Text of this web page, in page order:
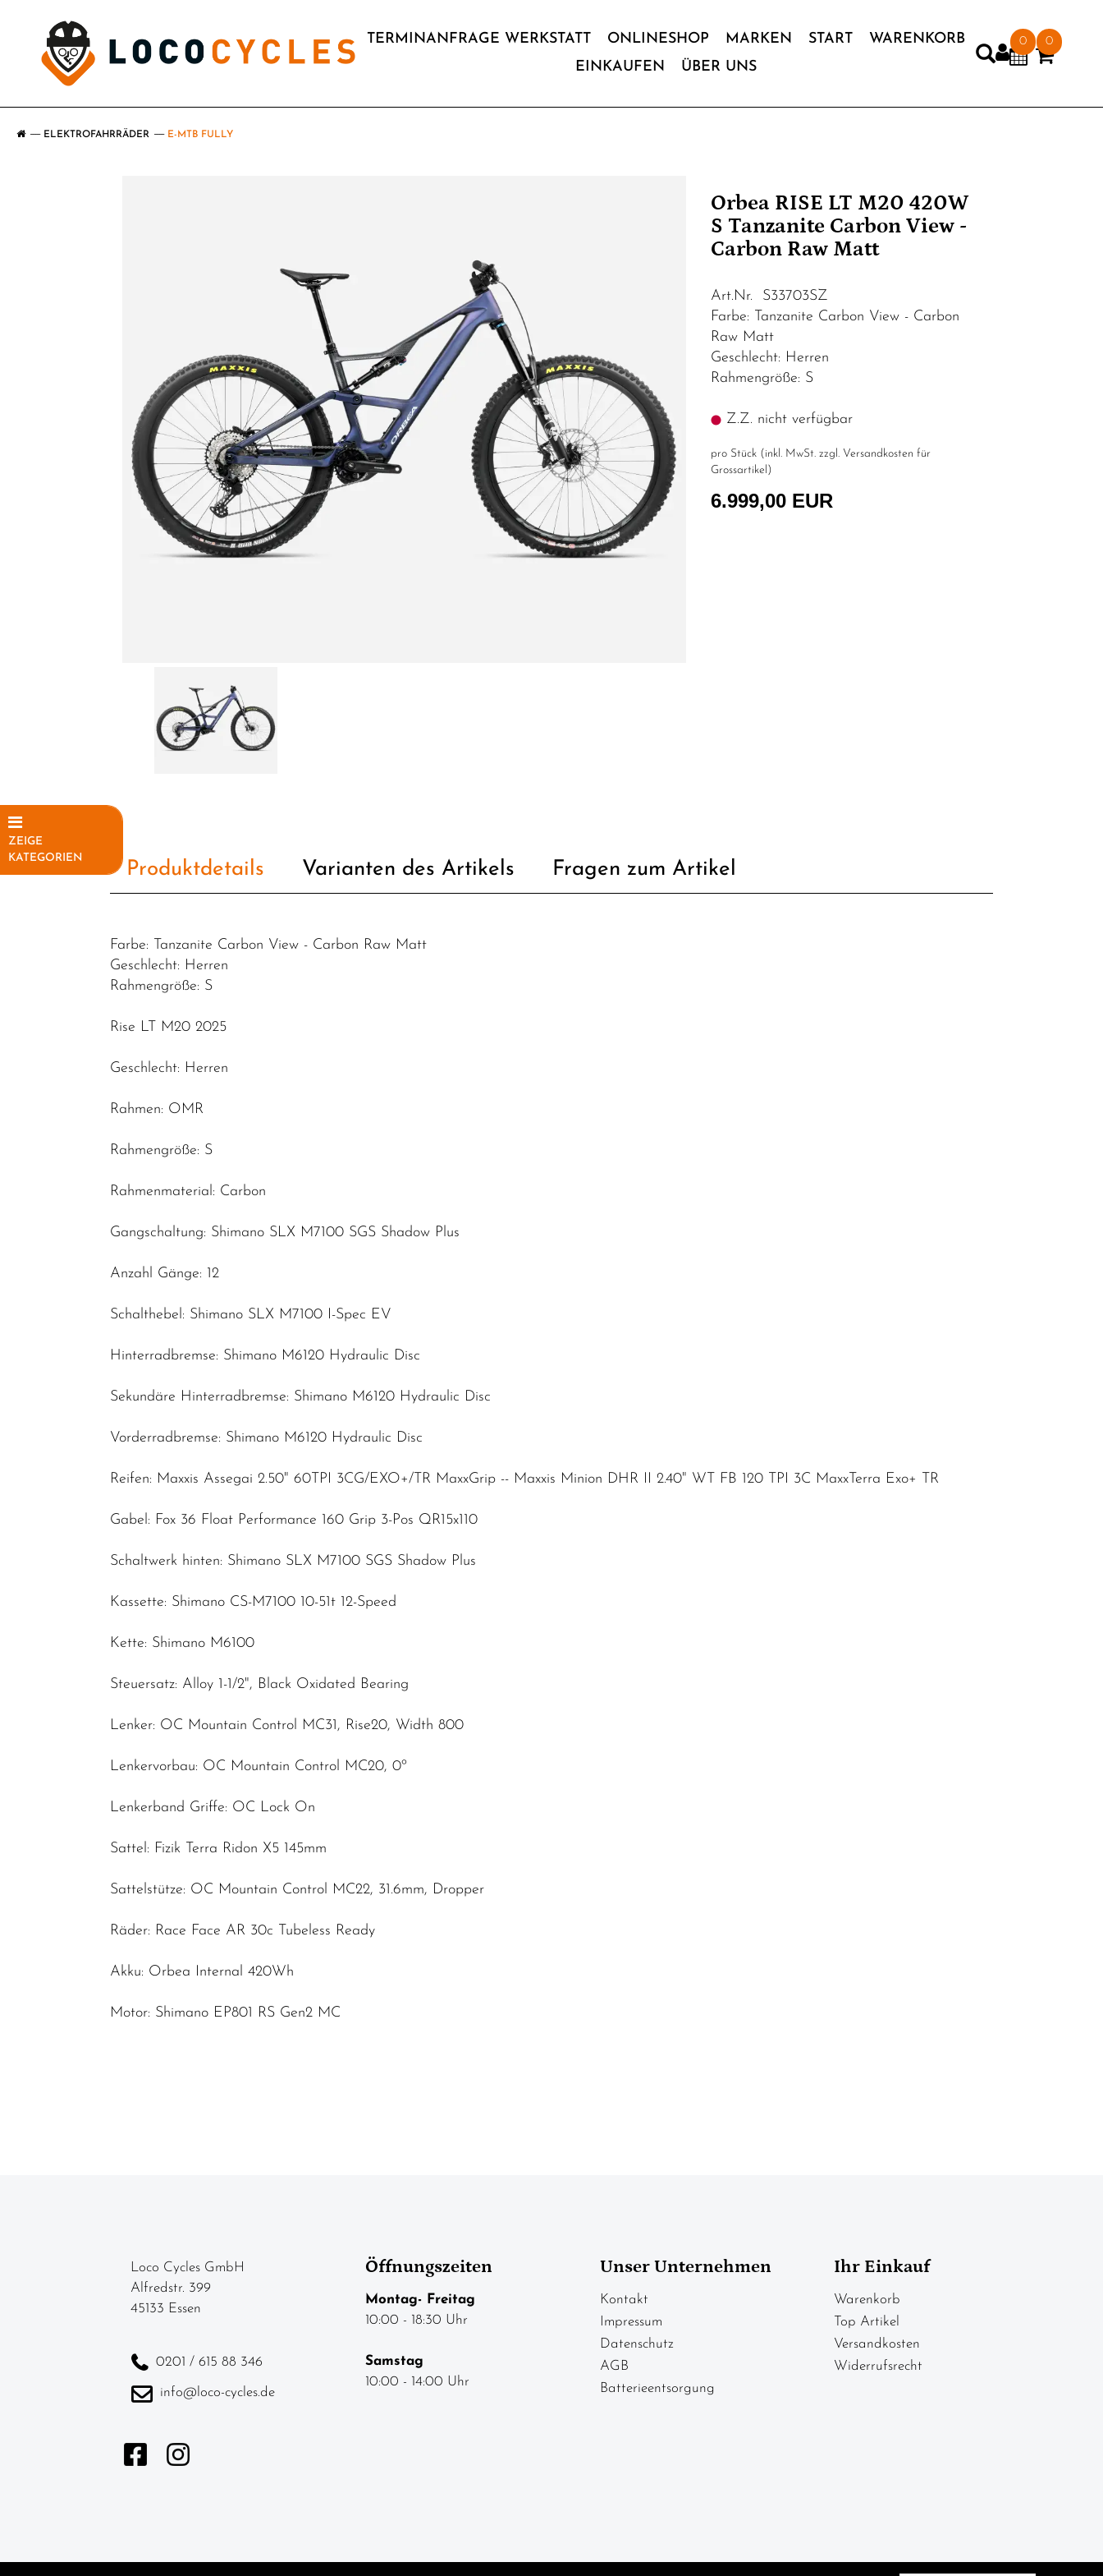
TERMINANFRAGE WERKSTATT ONLINESHOP MARKEN START
WARENKORB
EINKAUFEN
ÜBER UNS
0 0
ELEKTROFAHRRÄDER E-MTB FULLY
ZEIGE
KATEGORIEN
Elektrofahrräder
Orbea RISE LT M20 420W
S Tanzanite Carbon View -
Carbon Raw Matt
Art.Nr. S33703SZ
Farbe: Tanzanite Carbon View - Carbon
Raw Matt
Geschlecht: Herren
Rahmengröße: S
Z.Z. nicht verfügbar
pro Stück (inkl. MwSt. zzgl. Versandkosten für
Grossartikel )
6.999,00 EUR
Produktdetails Varianten des Artikels Fragen zum Artikel
Farbe: Tanzanite Carbon View - Carbon Raw Matt
Geschlecht: Herren
Rahmengröße: S
Rise LT M20 2025
Geschlecht: Herren
Rahmen: OMR
Rahmengröße: S
Rahmenmaterial: Carbon
Gangschaltung: Shimano SLX M7100 SGS Shadow Plus
Anzahl Gänge: 12
Schalthebel: Shimano SLX M7100 I-Spec EV
Hinterradbremse: Shimano M6120 Hydraulic Disc
Sekundäre Hinterradbremse: Shimano M6120 Hydraulic Disc
Vorderradbremse: Shimano M6120 Hydraulic Disc
Reifen: Maxxis Assegai 2.50" 60TPI 3CG/EXO+/TR MaxxGrip -- Maxxis Minion DHR II 2.40" WT FB 120 TPI 3C MaxxTerra Exo+ TR
Gabel: Fox 36 Float Performance 160 Grip 3-Pos QR15x110
Schaltwerk hinten: Shimano SLX M7100 SGS Shadow Plus
Kassette: Shimano CS-M7100 10-51t 12-Speed
Kette: Shimano M6100
Steuersatz: Alloy 1-1/2", Black Oxidated Bearing
Lenker: OC Mountain Control MC31, Rise20, Width 800
Lenkervorbau: OC Mountain Control MC20, 0º
Lenkerband Griffe: OC Lock On
Sattel: Fizik Terra Ridon X5 145mm
Sattelstütze: OC Mountain Control MC22, 31.6mm, Dropper
Räder: Race Face AR 30c Tubeless Ready
Akku: Orbea Internal 420Wh
Motor: Shimano EP801 RS Gen2 MC
Loco Cycles GmbH
Alfredstr. 399
45133 Essen
0201 / 615 88 346
info@loco-cycles.de
Öffnungszeiten
Montag- Freitag
10:00 - 18:30 Uhr
Samstag
10:00 - 14:00 Uhr
Unser Unternehmen
Kontakt
Impressum
Datenschutz
AGB
Batterieentsorgung
Ihr Einkauf
Warenkorb
Top Artikel
Versandkosten
Widerrufsrecht